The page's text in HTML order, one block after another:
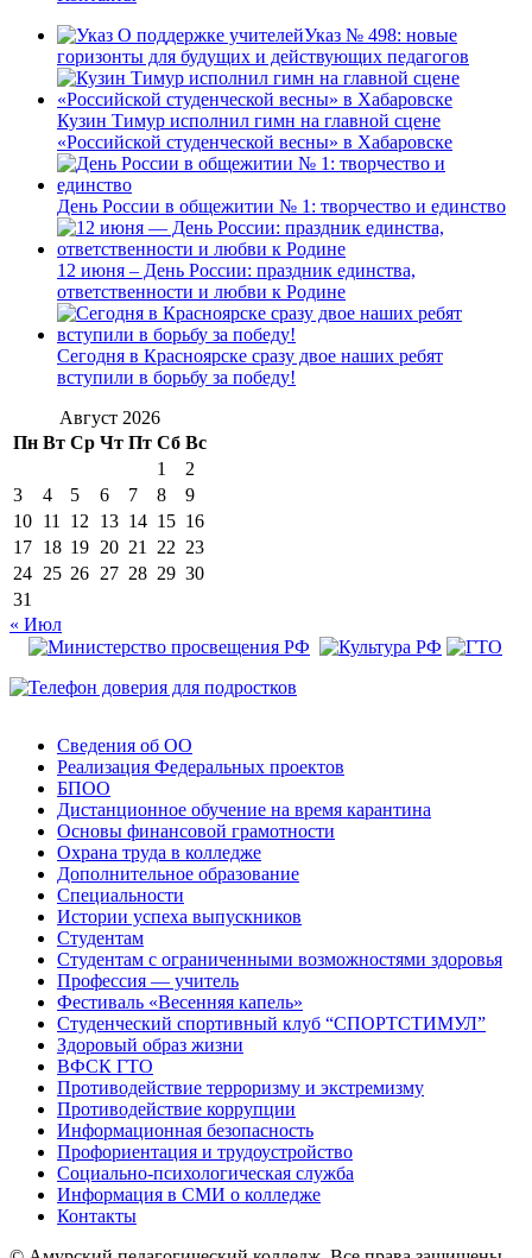
Указ № 498: новые
горизонты для будущих и действующих педагогов
Кузин Тимур исполнил гимн на главной сцене
«Российской студенческой весны» в Хабаровске
День России в общежитии № 1: творчество и единство
12 июня – День России: праздник единства,
ответственности и любви к Родине
Сегодня в Красноярске сразу двое наших ребят
вступили в борьбу за победу!
Август 2026
Пн Вт Ср Чт Пт Сб Вс
1
2
3
4 5 6 7 8
9
10 11 12 13 14 15 16
17 18 19 20 21 22 23
24 25 26 27 28 29 30
31
« Июл
Сведения об ОО
Реализация Федеральных проектов
БПОО
Дистанционное обучение на время карантина
Основы финансовой грамотности
Охрана труда в колледже
Дополнительное образование
Специальности
Истории успеха выпускников
Студентам
Студентам с ограниченными возможностями здоровья
Профессия — учитель
Фестиваль «Весенняя капель»
Студенческий спортивный клуб “СПОРТСТИМУЛ”
Здоровый образ жизни
ВФСК ГТО
Противодействие терроризму и экстремизму
Противодействие коррупции
Информационная безопасность
Профориентация и трудоустройство
Социально-психологическая служба
Информация в СМИ о колледже
Контакты